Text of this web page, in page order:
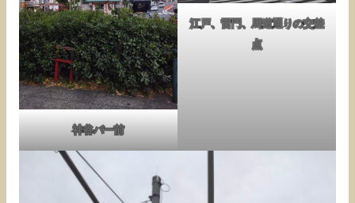
神谷バー前
江戸、雷門、馬道通りの交差
点